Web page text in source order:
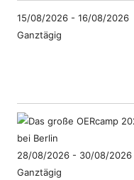
15/08/2026 - 16/08/2026
Ganztägig
28/08/2026 - 30/08/2026
Ganztägig